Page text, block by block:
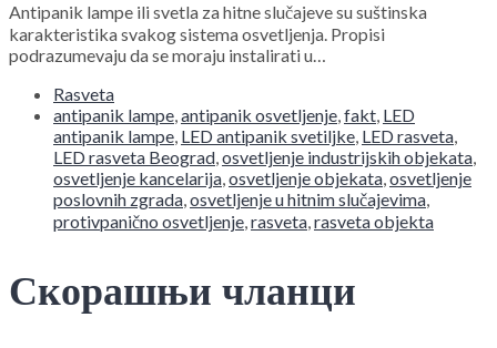
Antipanik lampe ili svetla za hitne slučajeve su suštinska
karakteristika svakog sistema osvetljenja. Propisi
podrazumevaju da se moraju instalirati u…
Rasveta
antipanik lampe,antipanik osvetljenje,fakt, LED
antipanik lampe, LED antipanik svetiljke, LED rasveta,
LED rasveta Beograd,osvetljenje industrijskih objekata,
osvetljenje kancelarija,osvetljenje objekata,osvetljenje
poslovnih zgrada,osvetljenje u hitnim slučajevima,
protivpanično osvetljenje,rasveta,rasveta objekta
Скорашњи чланци